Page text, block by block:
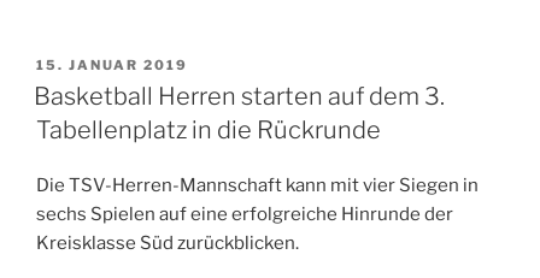
VERÖFFENTLICHT
AM
15. JANUAR 2019
Basketball Herren starten auf dem 3.
Tabellenplatz in die Rückrunde
Die TSV-Herren-Mannschaft kann mit vier Siegen in
sechs Spielen auf eine erfolgreiche Hinrunde der
Kreisklasse Süd zurückblicken.